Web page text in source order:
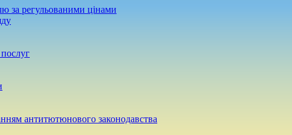
за регульованими цінами
послуг
антитютюнового законодавства